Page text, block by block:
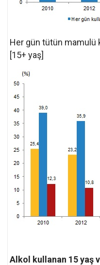
Her gün tütün mamulü
[15+ yaş]
Alkol kullanan 15 yaş